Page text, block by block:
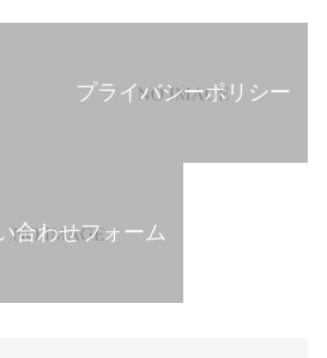
プライバシーポリシー
合わせフォーム